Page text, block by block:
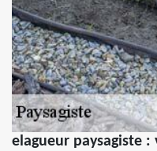
elagueur paysagiste